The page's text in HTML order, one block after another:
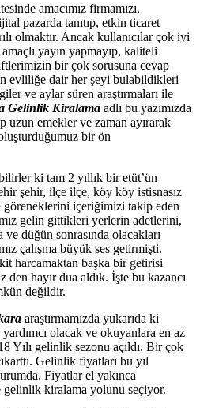
amacımız firmamızı,
pazarda tanıtıp, etkin ticaret
olmaktır. Ancak kullanıcılar çok iyi
yayın yapmayıp, kaliteli
bir çok sorusuna cevap
evliliğe dair her şeyi bulabildikleri
ve aylar süren araştırmaları ile
Gelinlik Kiralama adlı bu yazımızda
uzun emekler ve zaman ayırarak
bir ön
ki tam 2 yıllık bir etüt’ün
şehir, ilçe ilçe, köy köy istisnasız
içeriğimizi takip eden
gelin gittikleri yerlerin adetlerini,
ve düğün sonrasında olacakları
çalışma büyük ses getirmişti.
harcamaktan başka bir getirisi
hayır dua aldık. İşte bu kazancı
değildir.
araştırmamızda yukarıda ki
olacak ve okuyanlara en az
Yılı gelinlik sezonu açıldı. Bir çok
Gelinlik fiyatları bu yıl
Fiyatlar el yakınca
gelinlik kiralama yolunu seçiyor.